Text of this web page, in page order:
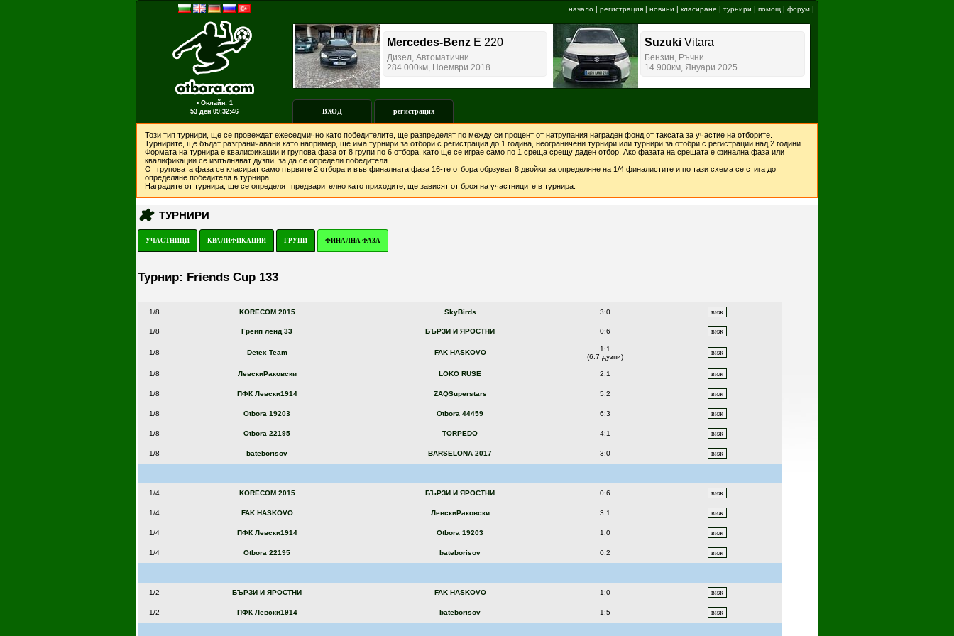
▪ Онлайн: 1
53 ден 09:32:46
начало | регистрация | новини | класиране | турнири | помощ | форум |
ВХОД регистрация
Този тип турнири, ще се провеждат ежеседмично като победителите, ще разпределят по между си процент от натрупания награден фонд от таксата за участие на отборите.
Турнирите, ще бъдат разграничавани като например, ще има турнири за отбори с регистрация до 1 година, неограничени турнири или турнири за отобри с регистрации над 2 години.
Формата на турнира е квалификации и групова фаза от 8 групи по 6 отбора, като ще се играе само по 1 среща срещу даден отбор. Ако фазата на срещата е финална фаза или
квалификации се изпълняват дузпи, за да се определи победителя.
От груповата фаза се класират само първите 2 отбора и във финалната фаза 16-те отбора обрзуват 8 двойки за определяне на 1/4 финалистите и по тази схема се стига до
определяне победителя в турнира.
Наградите от турнира, ще се определят предварително като приходите, ще зависят от броя на участниците в турнира.
ТУРНИРИ
УЧАСТНИЦИ КВАЛИФИКАЦИИ ГРУПИ ФИНАЛНА ФАЗА
Турнир: Friends Cup 133
1/8 KORECOM 2015 SkyBirds 3:0
1/8 Греип ленд 33 БЪРЗИ И ЯРОСТНИ 0:6
1/8 Detex Team FAK HASKOVO
1:1
(6:7 дузпи)
1/8 ЛевскиРаковски LOKO RUSE 2:1
1/8 ПФК Левски1914 ZAQSuperstars 5:2
1/8 Otbora 19203 Otbora 44459 6:3
1/8 Otbora 22195 TORPEDO 4:1
1/8 bateborisov BARSELONA 2017 3:0
1/4 KORECOM 2015 БЪРЗИ И ЯРОСТНИ 0:6
1/4 FAK HASKOVO ЛевскиРаковски 3:1
1/4 ПФК Левски1914 Otbora 19203 1:0
1/4 Otbora 22195 bateborisov 0:2
1/2 БЪРЗИ И ЯРОСТНИ FAK HASKOVO 1:0
1/2 ПФК Левски1914 bateborisov 1:5